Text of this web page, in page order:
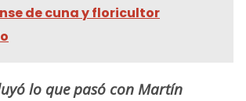
de cuna y floricultor
lo que pasó con Martín